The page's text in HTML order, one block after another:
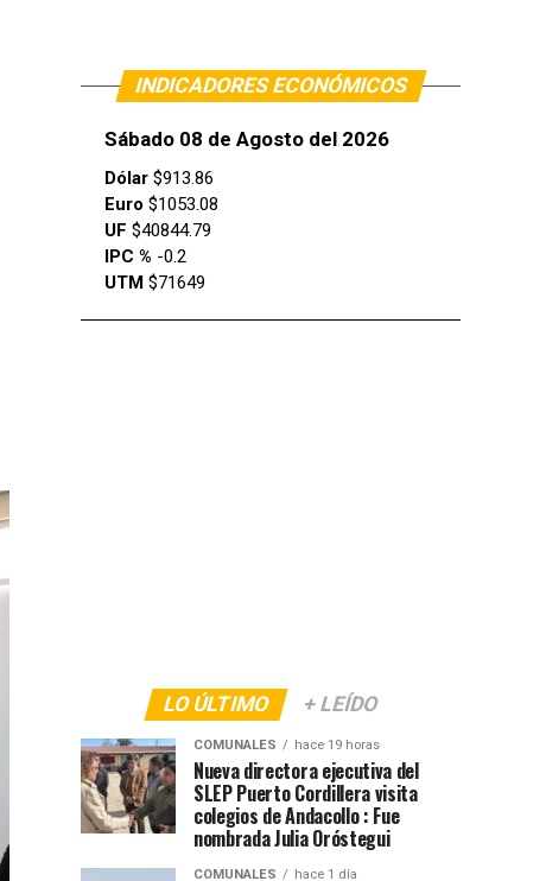
INDICADORES ECONÓMICOS
Sábado 08 de Agosto del 2026
Dólar $913.86
Euro $1053.08
UF $40844.79
IPC % -0.2
UTM $71649
LO ÚLTIMO + LEÍDO
COMUNALES hace 19 horas
Nueva directora ejecutiva del
SLEP Puerto Cordillera visita
colegios de Andacollo : Fue
nombrada Julia Oróstegui
COMUNALES hace 1 día